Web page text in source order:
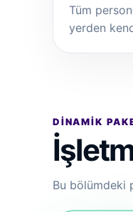
Tüm
yerden
DINAMIK
Bu bölümdeki